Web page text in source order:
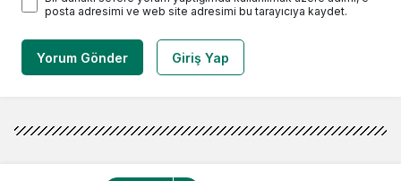
posta adresimi ve web site adresimi bu tarayıcıya kaydet.
Yorum Gönder Giriş Yap